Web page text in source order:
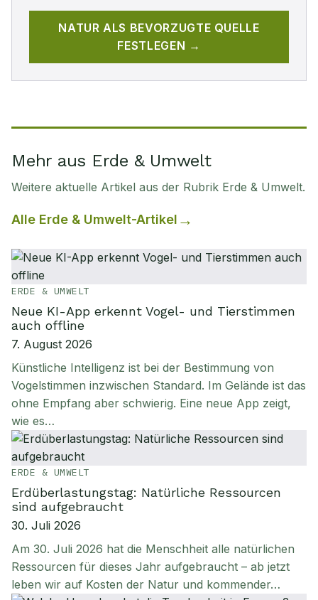
NATUR ALS BEVORZUGTE QUELLE
FESTLEGEN →
Mehr aus Erde & Umwelt
Weitere aktuelle Artikel aus der Rubrik Erde & Umwelt.
Alle Erde & Umwelt-Artikel
ERDE & UMWELT
Neue KI-App erkennt Vogel- und Tierstimmen
auch offline
7. August 2026
Künstliche Intelligenz ist bei der Bestimmung von
Vogelstimmen inzwischen Standard. Im Gelände ist das
ohne Empfang aber schwierig. Eine neue App zeigt,
wie es…
ERDE & UMWELT
Erdüberlastungstag: Natürliche Ressourcen
sind aufgebraucht
30. Juli 2026
Am 30. Juli 2026 hat die Menschheit alle natürlichen
Ressourcen für dieses Jahr aufgebraucht – ab jetzt
leben wir auf Kosten der Natur und kommender…